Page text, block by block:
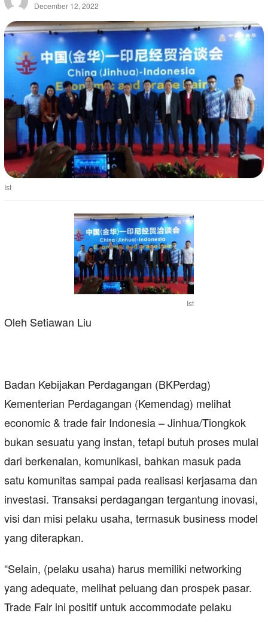
December 12, 2022
Ist
Ist
Oleh Setiawan Liu
Badan Kebijakan Perdagangan (BKPerdag)
Kementerian Perdagangan (Kemendag) melihat
economic & trade fair Indonesia – Jinhua/Tiongkok
bukan sesuatu yang instan, tetapi butuh proses mulai
dari berkenalan, komunikasi, bahkan masuk pada
satu komunitas sampai pada realisasi kerjasama dan
investasi. Transaksi perdagangan tergantung inovasi,
visi dan misi pelaku usaha, termasuk business model
yang diterapkan.
“Selain, (pelaku usaha) harus memiliki networking
yang adequate, melihat peluang dan prospek pasar.
Trade Fair ini positif untuk accommodate pelaku